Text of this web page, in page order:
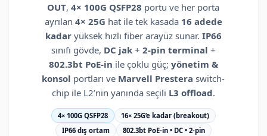
OUT,4× 100G QSFP28 portu ve her porta
ayrılan 4× 25G hat ile tek kasada 16 adede
kadaryüksek hızlı fiber arayüz sunar. IP66
sınıfı gövde, DC jak+ 2-pin terminal +
802.3bt PoE-in ile çoklu güç; yönetim &
konsol portları ve Marvell Prestera switch-
chip ile L2’nin yanında seçili L3 offload.
4× 100G QSFP28
16× 25G’e kadar (breakout)
IP66 dış ortam
802.3bt PoE-in • DC • 2-pin